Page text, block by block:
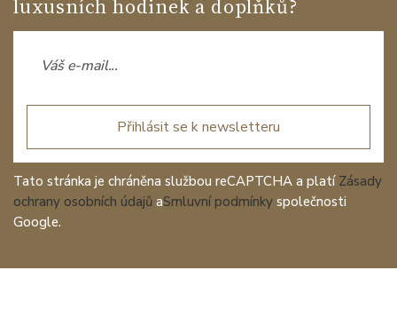
luxusních hodinek a doplňků?
Přihlásit se k newsletteru
Tato stránka je chráněna službou reCAPTCHA a platí Zásady
ochrany osobních údajů aSmluvní podmínky společnosti
Google.